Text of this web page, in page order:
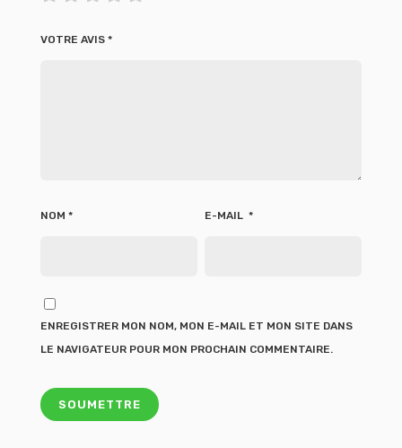
VOTRE AVIS *
NOM * E-MAIL *
ENREGISTRER MON NOM, MON E-MAIL ET MON SITE DANS
LE NAVIGATEUR POUR MON PROCHAIN COMMENTAIRE.